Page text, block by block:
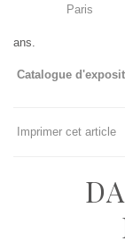
Paris
ans.
Catalogue
Imprimer cet article